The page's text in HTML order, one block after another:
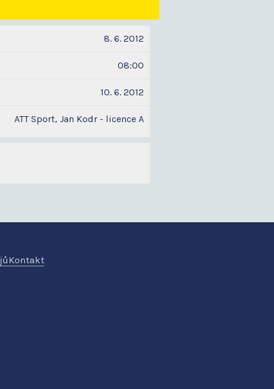
8. 6. 2012
08:00
10. 6. 2012
ATT Sport, Jan Kodr - licence A
Kontakt